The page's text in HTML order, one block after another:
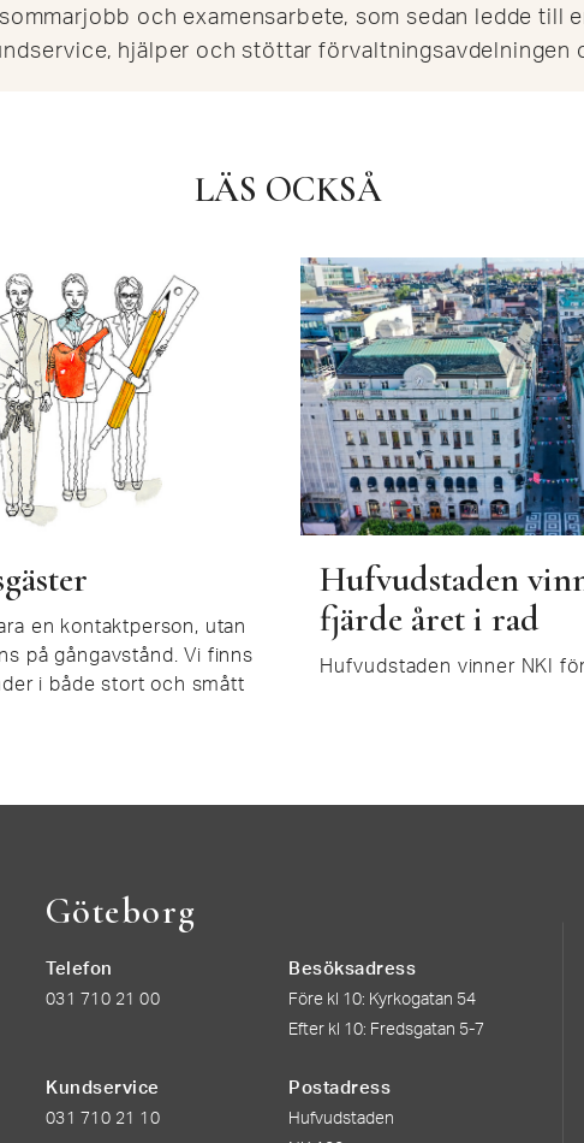
och examensarbete, som sedan ledde till
hjälper och stöttar förvaltningsavdelningen
LÄS OCKSÅ
en kontaktperson, utan
på gångavstånd. Vi finns
i både stort och smått
Hufvudstaden
fjärde året i rad
Hufvudstaden vinner NKI
Göteborg
Telefon
031 710 21 00
Besöksadress
Före kl 10: Kyrkogatan 54
Efter kl 10: Fredsgatan 5-7
Kundservice
031 710 21 10
Postadress
Hufvudstaden